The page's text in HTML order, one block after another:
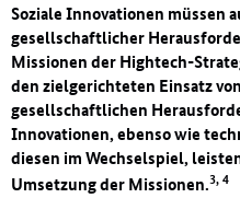
Soziale Innovationen müssen
gesellschaftlicher
Missionen der Hightech-
den zielgerichteten Einsatz
gesellschaftlichen
Innovationen, ebenso wie
diesen im Wechselspiel,
Umsetzung der Missionen.3, 4